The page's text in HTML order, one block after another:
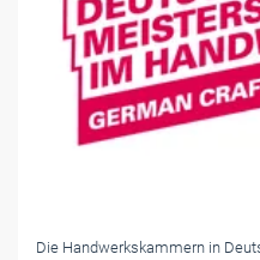
Die Handwerkskammern in